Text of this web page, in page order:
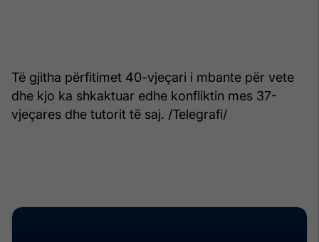
Të gjitha përfitimet 40-vjeçari i mbante për vete
dhe kjo ka shkaktuar edhe konfliktin mes 37-
vjeçares dhe tutorit të saj. /Telegrafi/